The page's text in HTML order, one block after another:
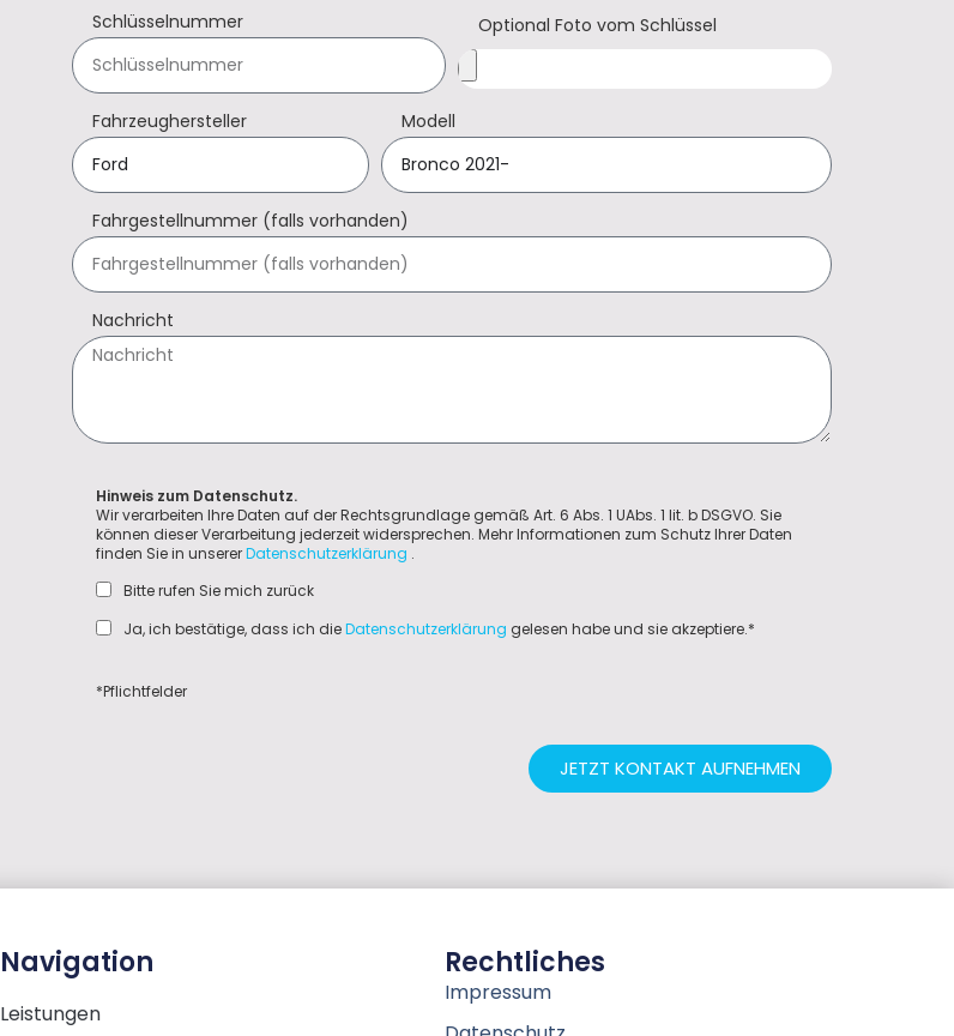
Schlüsselnummer Optional Foto vom Schlüssel
Fahrzeughersteller Modell
Fahrgestellnummer (falls vorhanden)
Nachricht
Hinweis zum Datenschutz.
Wir verarbeiten Ihre Daten auf der Rechtsgrundlage gemäß Art. 6 Abs. 1 UAbs. 1 lit. b DSGVO. Sie
können dieser Verarbeitung jederzeit widersprechen. Mehr Informationen zum Schutz Ihrer Daten
finden Sie in unsererDatenschutzerklärung .
Bitte rufen Sie mich zurück
Ja, ich bestätige, dass ich dieDatenschutzerklärung gelesen habe und sie akzeptiere.*
*Pflichtfelder
JETZT KONTAKT AUFNEHMEN
Navigation
Leistungen
Rechtliches
Impressum